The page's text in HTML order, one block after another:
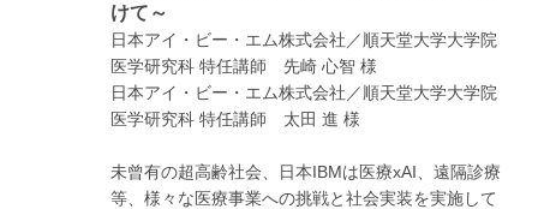
けて～
日本アイ・ビー・エム株式会社／順天堂大学大学院
医学研究科 特任講師 先崎 心智 様
日本アイ・ビー・エム株式会社／順天堂大学大学院
医学研究科 特任講師 太田 進 様
未曾有の超高齢社会、日本IBMは医療xAI、遠隔診療
等、様々な医療事業への挑戦と社会実装を実施して